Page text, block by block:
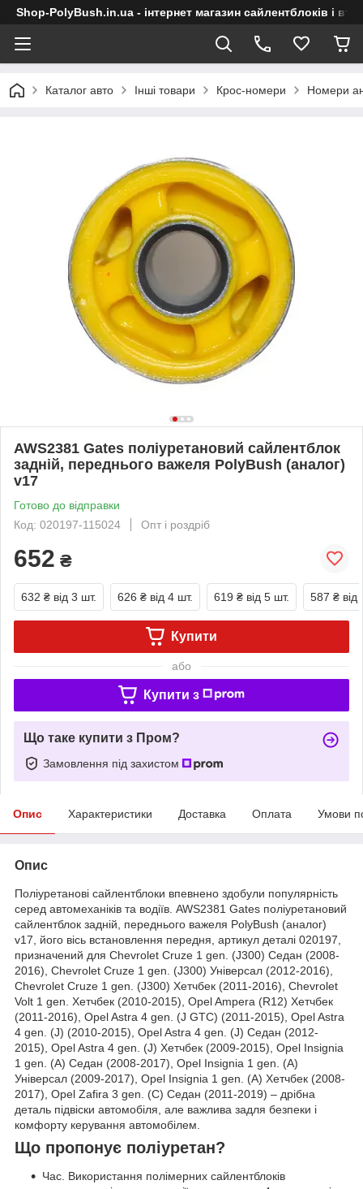
Shop-PolyBush.in.ua - інтернет магазин сайлентблоків і
Каталог авто Інші товари Крос-номери Номери
AWS2381 Gates поліуретановий сайлентблок
задній, переднього важеля PolyBush (аналог)
v17
Готово до відправки
Код: 020197-115024
Опт і роздріб
652 ₴
632 ₴ від 3 шт. 626 ₴ від 4 шт. 619 ₴ від 5 шт. 587 ₴ від
Купити
або
Купити з
Що таке купити з Пром?
Замовлення під захистом
Опис Характеристики Доставка Оплата Умови
Опис
Поліуретанові сайлентблоки впевнено здобули популярність
серед автомеханіків та водіїв. AWS2381 Gates поліуретановий
сайлентблок задній, переднього важеля PolyBush (аналог)
v17, його вісь встановлення передня, артикул деталі 020197,
призначений для Chevrolet Cruze 1 gen. (J300) Седан (2008-
2016), Chevrolet Cruze 1 gen. (J300) Універсал (2012-2016),
Chevrolet Cruze 1 gen. (J300) Хетчбек (2011-2016), Chevrolet
Volt 1 gen. Хетчбек (2010-2015), Opel Ampera (R12) Хетчбек
(2011-2016), Opel Astra 4 gen. (J GTC) (2011-2015), Opel Astra
4 gen. (J) (2010-2015), Opel Astra 4 gen. (J) Седан (2012-
2015), Opel Astra 4 gen. (J) Хетчбек (2009-2015), Opel Insignia
1 gen. (A) Седан (2008-2017), Opel Insignia 1 gen. (A)
Універсал (2009-2017), Opel Insignia 1 gen. (A) Хетчбек (2008-
2017), Opel Zafira 3 gen. (C) Седан (2011-2019) – дрібна
деталь підвіски автомобіля, але важлива задля безпеки і
комфорту керування автомобілем.
Що пропонує поліуретан?
Час. Використання полімерних сайлентблоків